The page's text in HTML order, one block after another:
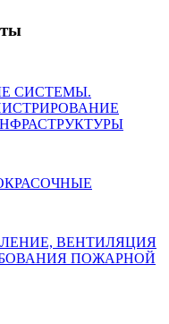
СИСТЕМЫ.
ВЕНТИЛЯЦИЯ
ПОЖАРНОЙ